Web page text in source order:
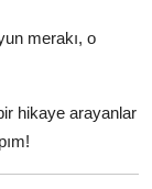
merakı, o
hikaye arayanlar